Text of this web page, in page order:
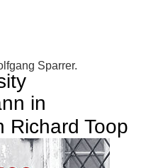
Sparrer.
in
Richard Toop